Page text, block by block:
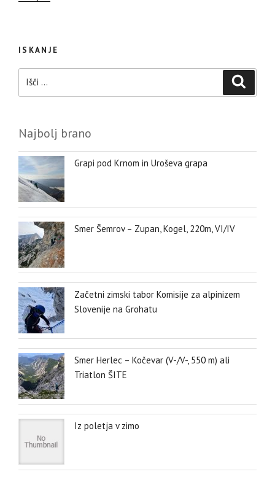
ISKANJE
Najbolj brano
Grapi pod Krnom in Uroševa grapa
Smer Šemrov – Zupan, Kogel, 220m, VI/IV
Začetni zimski tabor Komisije za alpinizem
Slovenije na Grohatu
Smer Herlec – Kočevar (V-/V-, 550 m) ali
Triatlon ŠITE
Iz poletja v zimo